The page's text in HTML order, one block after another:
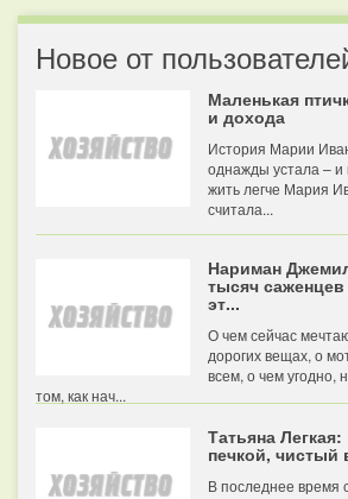
Новое от
Маленькая
и дохода
История Марии
однажды устала – и
жить легче Мария
считала...
Нариман
тысяч
эт...
О чем сейчас
дорогих вещах, о
всем, о чем угодно,
том, как нач...
Татьяна
печкой, чистый
В последнее время